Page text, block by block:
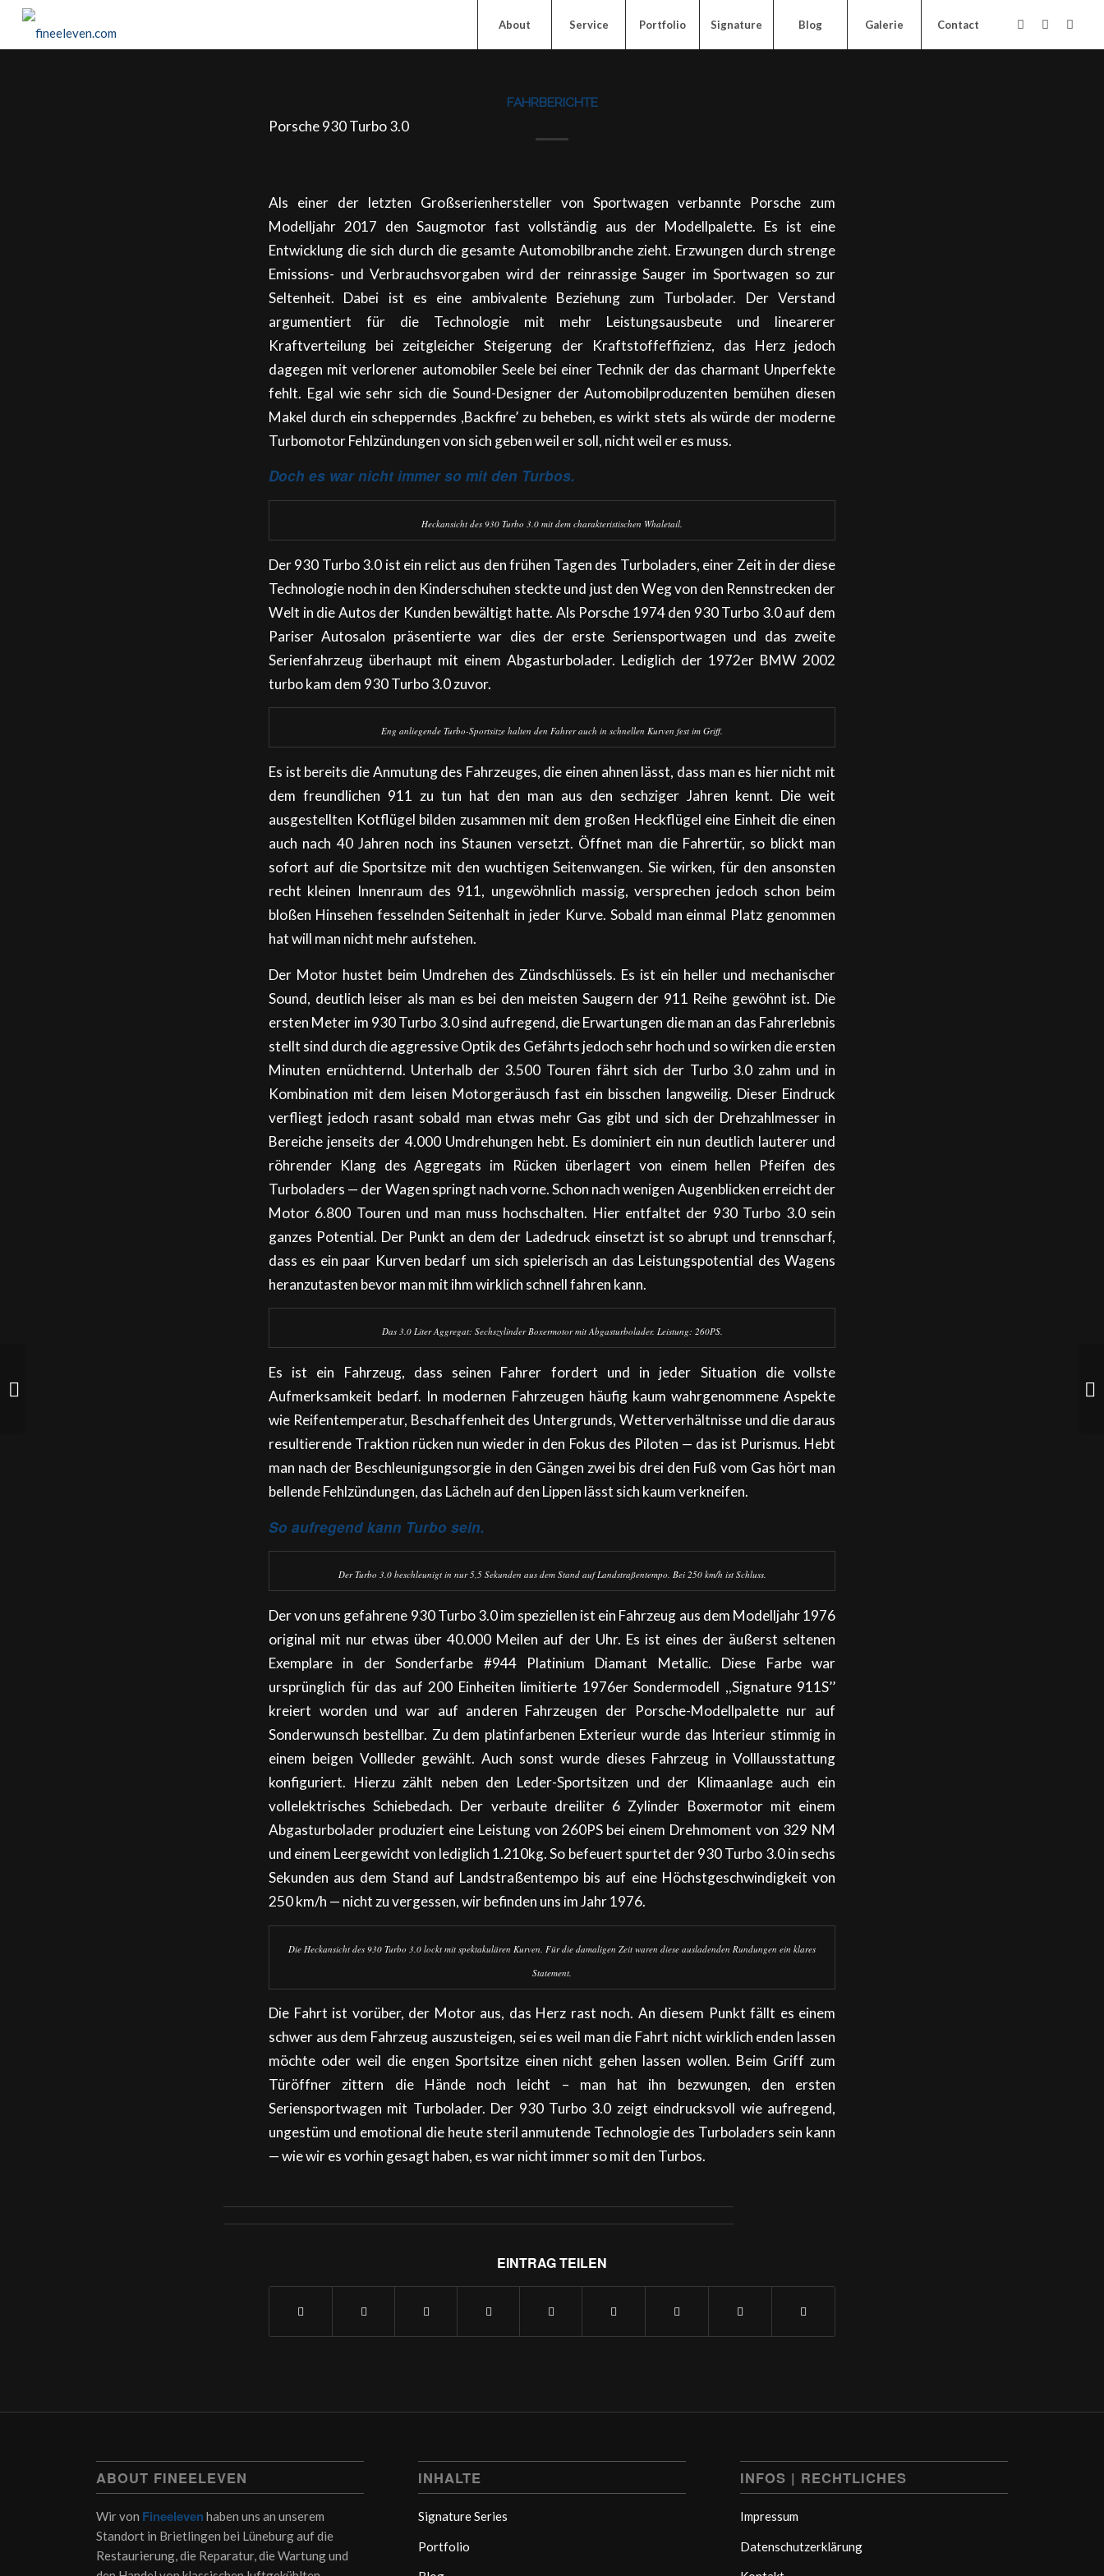
About Service Portfolio Signature Blog Galerie Contact
FAHRBERICHTE
Porsche 930 Turbo 3.0
Als einer der letzten Großserienhersteller von Sportwagen verbannte Porsche zum
Modelljahr 2017 den Saugmotor fast vollständig aus der Modellpalette. Es ist eine
Entwicklung die sich durch die gesamte Automobilbranche zieht. Erzwungen durch strenge
Emissions- und Verbrauchsvorgaben wird der reinrassige Sauger im Sportwagen so zur
Seltenheit. Dabei ist es eine ambivalente Beziehung zum Turbolader. Der Verstand
argumentiert für die Technologie mit mehr Leistungsausbeute und linearerer
Kraftverteilung bei zeitgleicher Steigerung der Kraftstoffeffizienz, das Herz jedoch
dagegen mit verlorener automobiler Seele bei einer Technik der das charmant Unperfekte
fehlt. Egal wie sehr sich die Sound-Designer der Automobilproduzenten bemühen diesen
Makel durch ein schepperndes ,Backfire’ zu beheben, es wirkt stets als würde der moderne
Turbomotor Fehlzündungen von sich geben weil er soll, nicht weil er es muss.
Doch es war nicht immer so mit den Turbos.
Heckansicht des 930 Turbo 3.0 mit dem charakteristischen Whaletail.
Der 930 Turbo 3.0 ist ein relict aus den frühen Tagen des Turboladers, einer Zeit in der diese
Technologie noch in den Kinderschuhen steckte und just den Weg von den Rennstrecken der
Welt in die Autos der Kunden bewältigt hatte. Als Porsche 1974 den 930 Turbo 3.0 auf dem
Pariser Autosalon präsentierte war dies der erste Seriensportwagen und das zweite
Serienfahrzeug überhaupt mit einem Abgasturbolader. Lediglich der 1972er BMW 2002
turbo kam dem 930 Turbo 3.0 zuvor.
Eng anliegende Turbo-Sportsitze halten den Fahrer auch in schnellen Kurven fest im Griff.
Es ist bereits die Anmutung des Fahrzeuges, die einen ahnen lässt, dass man es hier nicht mit
dem freundlichen 911 zu tun hat den man aus den sechziger Jahren kennt. Die weit
ausgestellten Kotflügel bilden zusammen mit dem großen Heckflügel eine Einheit die einen
auch nach 40 Jahren noch ins Staunen versetzt. Öffnet man die Fahrertür, so blickt man
sofort auf die Sportsitze mit den wuchtigen Seitenwangen. Sie wirken, für den ansonsten
recht kleinen Innenraum des 911, ungewöhnlich massig, versprechen jedoch schon beim
bloßen Hinsehen fesselnden Seitenhalt in jeder Kurve. Sobald man einmal Platz genommen
hat will man nicht mehr aufstehen.
Der Motor hustet beim Umdrehen des Zündschlüssels. Es ist ein heller und mechanischer
Sound, deutlich leiser als man es bei den meisten Saugern der 911 Reihe gewöhnt ist. Die
ersten Meter im 930 Turbo 3.0 sind aufregend, die Erwartungen die man an das Fahrerlebnis
stellt sind durch die aggressive Optik des Gefährts jedoch sehr hoch und so wirken die ersten
Minuten ernüchternd. Unterhalb der 3.500 Touren fährt sich der Turbo 3.0 zahm und in
Kombination mit dem leisen Motorgeräusch fast ein bisschen langweilig. Dieser Eindruck
verfliegt jedoch rasant sobald man etwas mehr Gas gibt und sich der Drehzahlmesser in
Bereiche jenseits der 4.000 Umdrehungen hebt. Es dominiert ein nun deutlich lauterer und
röhrender Klang des Aggregats im Rücken überlagert von einem hellen Pfeifen des
Turboladers — der Wagen springt nach vorne. Schon nach wenigen Augenblicken erreicht der
Motor 6.800 Touren und man muss hochschalten. Hier entfaltet der 930 Turbo 3.0 sein
ganzes Potential. Der Punkt an dem der Ladedruck einsetzt ist so abrupt und trennscharf,
dass es ein paar Kurven bedarf um sich spielerisch an das Leistungspotential des Wagens
heranzutasten bevor man mit ihm wirklich schnell fahren kann.
Das 3.0 Liter Aggregat: Sechszylinder Boxermotor mit Abgasturbolader. Leistung: 260PS.
Es ist ein Fahrzeug, dass seinen Fahrer fordert und in jeder Situation die vollste
Aufmerksamkeit bedarf. In modernen Fahrzeugen häufig kaum wahrgenommene Aspekte
wie Reifentemperatur, Beschaffenheit des Untergrunds, Wetterverhältnisse und die daraus
resultierende Traktion rücken nun wieder in den Fokus des Piloten — das ist Purismus. Hebt
man nach der Beschleunigungsorgie in den Gängen zwei bis drei den Fuß vom Gas hört man
bellende Fehlzündungen, das Lächeln auf den Lippen lässt sich kaum verkneifen.
So aufregend kann Turbo sein.
Der Turbo 3.0 beschleunigt in nur 5,5 Sekunden aus dem Stand auf Landstraßentempo. Bei 250 km/h ist Schluss.
Der von uns gefahrene 930 Turbo 3.0 im speziellen ist ein Fahrzeug aus dem Modelljahr 1976
original mit nur etwas über 40.000 Meilen auf der Uhr. Es ist eines der äußerst seltenen
Exemplare in der Sonderfarbe #944 Platinium Diamant Metallic. Diese Farbe war
ursprünglich für das auf 200 Einheiten limitierte 1976er Sondermodell ,,Signature 911S’’
kreiert worden und war auf anderen Fahrzeugen der Porsche-Modellpalette nur auf
Sonderwunsch bestellbar. Zu dem platinfarbenen Exterieur wurde das Interieur stimmig in
einem beigen Vollleder gewählt. Auch sonst wurde dieses Fahrzeug in Volllausstattung
konfiguriert. Hierzu zählt neben den Leder-Sportsitzen und der Klimaanlage auch ein
vollelektrisches Schiebedach. Der verbaute dreiliter 6 Zylinder Boxermotor mit einem
Abgasturbolader produziert eine Leistung von 260PS bei einem Drehmoment von 329 NM
und einem Leergewicht von lediglich 1.210kg. So befeuert spurtet der 930 Turbo 3.0 in sechs
Sekunden aus dem Stand auf Landstraßentempo bis auf eine Höchstgeschwindigkeit von
250 km/h — nicht zu vergessen, wir befinden uns im Jahr 1976.
Die Heckansicht des 930 Turbo 3.0 lockt mit spektakulären Kurven. Für die damaligen Zeit waren diese ausladenden Rundungen ein klares
Statement.
Die Fahrt ist vorüber, der Motor aus, das Herz rast noch. An diesem Punkt fällt es einem
schwer aus dem Fahrzeug auszusteigen, sei es weil man die Fahrt nicht wirklich enden lassen
möchte oder weil die engen Sportsitze einen nicht gehen lassen wollen. Beim Griff zum
Türöffner zittern die Hände noch leicht – man hat ihn bezwungen, den ersten
Seriensportwagen mit Turbolader. Der 930 Turbo 3.0 zeigt eindrucksvoll wie aufregend,
ungestüm und emotional die heute steril anmutende Technologie des Turboladers sein kann
— wie wir es vorhin gesagt haben, es war nicht immer so mit den Turbos.
EINTRAG TEILEN
ABOUT FINEELEVEN
Wir von Fineeleven haben uns an unserem
Standort in Brietlingen bei Lüneburg auf die
Restaurierung, die Reparatur, die Wartung und
INHALTE
Signature Series
Portfolio
INFOS | RECHTLICHES
Impressum
Datenschutzerklärung